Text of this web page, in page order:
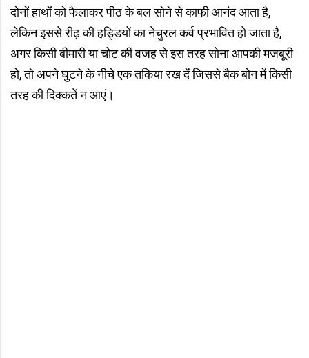
दोनों हाथों को फैलाकर पीठ के बल सोने से काफी आनंद आता है,
लेकिन इससे रीढ़ की हड्डियों का नेचुरल कर्व प्रभावित हो जाता है,
अगर किसी बीमारी या चोट की वजह से इस तरह सोना आपकी मजबूरी
हो, तो अपने घुटने के नीचे एक तकिया रख दें जिससे बैक बोन में किसी
तरह की दिक्कतें न आएं।